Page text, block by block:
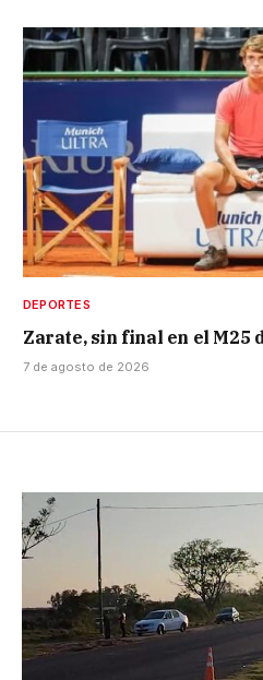
DEPORTES
Zarate, sin final en el M25
7 de agosto de 2026